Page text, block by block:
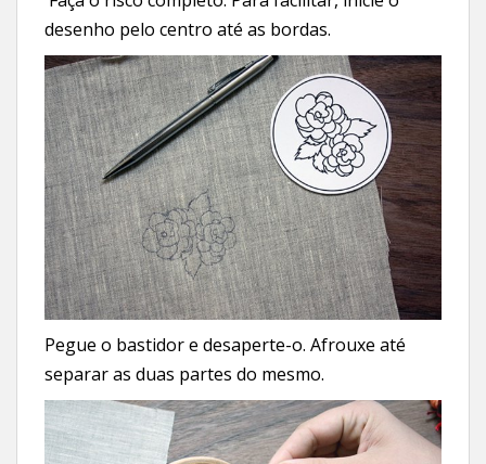
desenho pelo centro até as bordas.
Pegue o bastidor e desaperte-o. Afrouxe até
separar as duas partes do mesmo.